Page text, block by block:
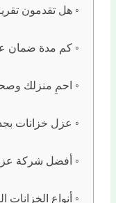
هل تقدمون
كم مدة ضمان
احمِ منزلك
عزل خزانات بجدة
أفضل شركة
أنواع الخزانات